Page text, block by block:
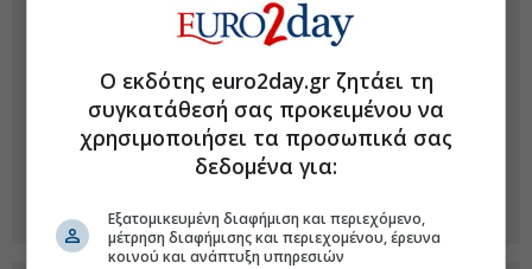
Ο εκδότης euro2day.gr ζητάει τη
συγκατάθεσή σας προκειμένου να
χρησιμοποιήσει τα προσωπικά σας
δεδομένα για:
Εξατομικευμένη διαφήμιση και περιεχόμενο,
μέτρηση διαφήμισης και περιεχομένου, έρευνα
κοινού και ανάπτυξη υπηρεσιών